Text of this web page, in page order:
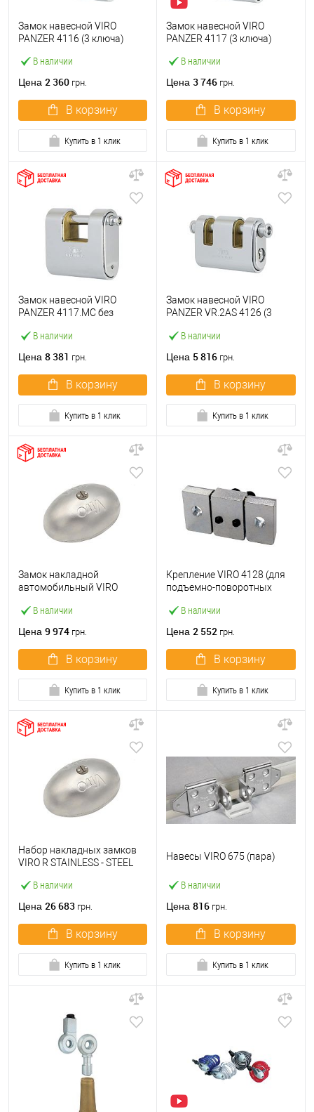
В наличии
Замок навесной VIRO
PANZER 4116 (3 ключа)
Цена 2 360 грн.
В корзину
Купить в 1 клик
В наличии
Замок навесной VIRO
PANZER 4117 (3 ключа)
Цена 3 746 грн.
В корзину
Купить в 1 клик
В наличии
Замок навесной VIRO
PANZER 4117.MC без
Цена 8 381 грн.
В корзину
Купить в 1 клик
В наличии
Замок навесной VIRO
PANZER VR.2AS 4126 (3
Цена 5 816 грн.
В корзину
Купить в 1 клик
В наличии
Замок накладной
автомобильный VIRO
Цена 9 974 грн.
В корзину
Купить в 1 клик
В наличии
Крепление VIRO 4128 (для
подъемно-поворотных
Цена 2 552 грн.
В корзину
Купить в 1 клик
В наличии
Набор накладных замков
VIRO R STAINLESS - STEEL
Цена 26 683 грн.
В корзину
Купить в 1 клик
В наличии
Навесы VIRO 675 (пара)
Цена 816 грн.
В корзину
Купить в 1 клик